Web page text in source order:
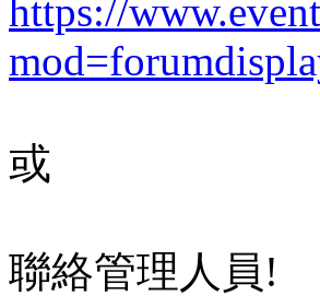
https://
或
聯絡管理人員!